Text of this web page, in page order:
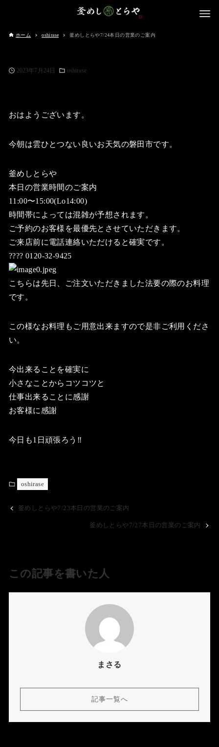
ホーム oshirase 釜めしとらや7/24本日の営業のご案内
2023年7月24日 oshirase
おはようございます。
今朝は雲ひとつない良いお天気の磐田市です。
釜めしとらや
本日の営業時間のご案内
11:00〜15:00(Lo14:00)
時間帯によっては混雑が予想されます。
ご予約のお客様を最優先とさせていただきます。
ご来店前に電話連絡いただけると確実です。
???? 0120-32-9425
こちらは先日、ご注文いただきました法要の際のお料理
です。
この様なお料理もご用意出来ますので是非ご利用くださ
い。
今出来ることを確実に
小さなことからコツコツと
仕事出来ることに感謝
お客様に感謝
今日も1日頑張ろう‼️
oshirase
釜めしとらや7/23本日の営業のご案内
釜めしとらや7/27本日の営業のご案内
この記事を書いた人
まさる
記事一覧へ